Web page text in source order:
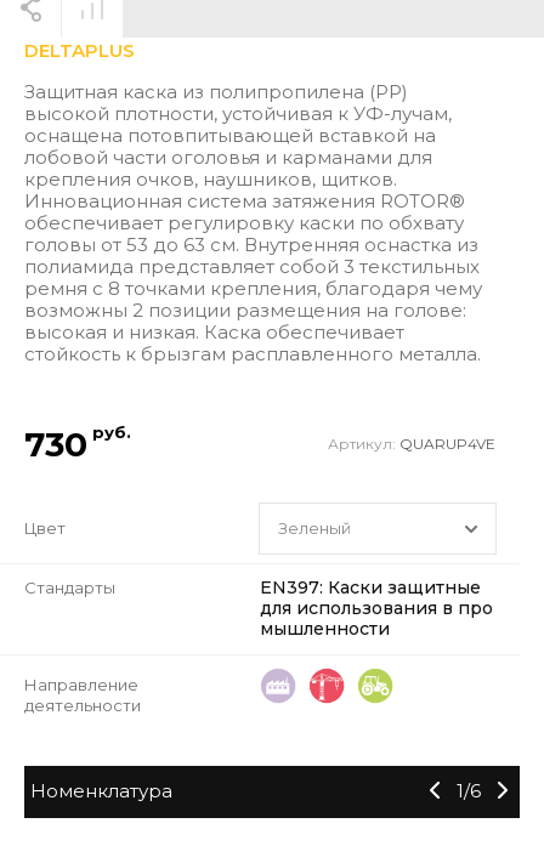
DELTAPLUS
Защитная каска из полипропилена (PP)
высокой плотности, устойчивая к УФ-лучам,
оснащена потовпитывающей вставкой на
лобовой части оголовья и карманами для
крепления очков, наушников, щитков.
Инновационная система затяжения ROTOR®
обеспечивает регулировку каски по обхвату
головы от 53 до 63 см. Внутренняя оснастка из
полиамида представляет собой 3 текстильных
ремня с 8 точками крепления, благодаря чему
возможны 2 позиции размещения на голове:
высокая и низкая. Каска обеспечивает
стойкость к брызгам расплавленного металла.
730 руб.
Артикул: QUARUP4VE
Цвет
Стандарты
EN397: Каски защитные
для использования в про
мышленности
Направление
деятельности
Номенклатура 1/6